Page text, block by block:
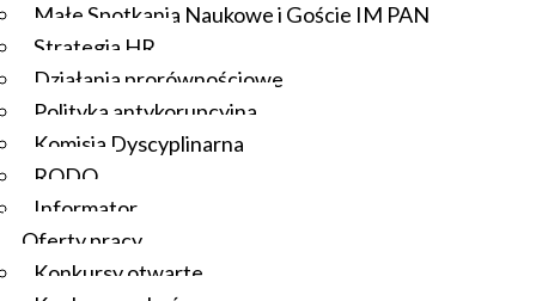
Małe Spotkania Naukowe i Goście IM PAN
Strategia HR
Działania prorównościowe
Polityka antykorupcyjna
Komisja Dyscyplinarna
RODO
Informator
Oferty pracy
Konkursy otwarte